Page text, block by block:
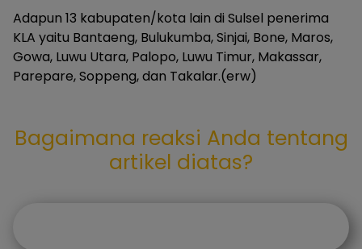
Adapun 13 kabupaten/kota lain di Sulsel penerima
KLA yaitu Bantaeng, Bulukumba, Sinjai, Bone, Maros,
Gowa, Luwu Utara, Palopo, Luwu Timur, Makassar,
Parepare, Soppeng, dan Takalar.(erw)
Bagaimana reaksi Anda tentang
artikel diatas?